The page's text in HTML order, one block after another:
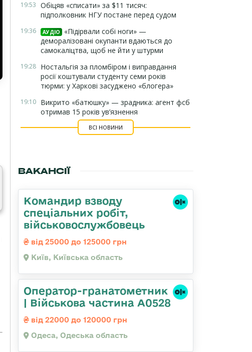
19:53 Обіцяв «списати» за $11 тисяч:
підполковник НГУ постане перед судом
19:36 АУДІО
«Підірвали собі ноги» —
деморалізовані окупанти вдаються до
самокаліцтва, щоб не йти у штурми
19:28 Ностальгія за пломбіром і виправдання
росії коштували студенту семи років
тюрми: у Харкові засуджено «блогера»
19:10 Викрито «батюшку» — зрадника: агент фсб
отримав 15 років ув’язнення
ВСІ НОВИНИ
ВАКАНСІЇ
Командир взводу
спеціальних робіт,
військовослужбовець
від 25000 до 125000 грн
Київ, Київська область
Оператор-гранатометник
| Військова частина А0528
від 22000 до 120000 грн
Одеса, Одеська область